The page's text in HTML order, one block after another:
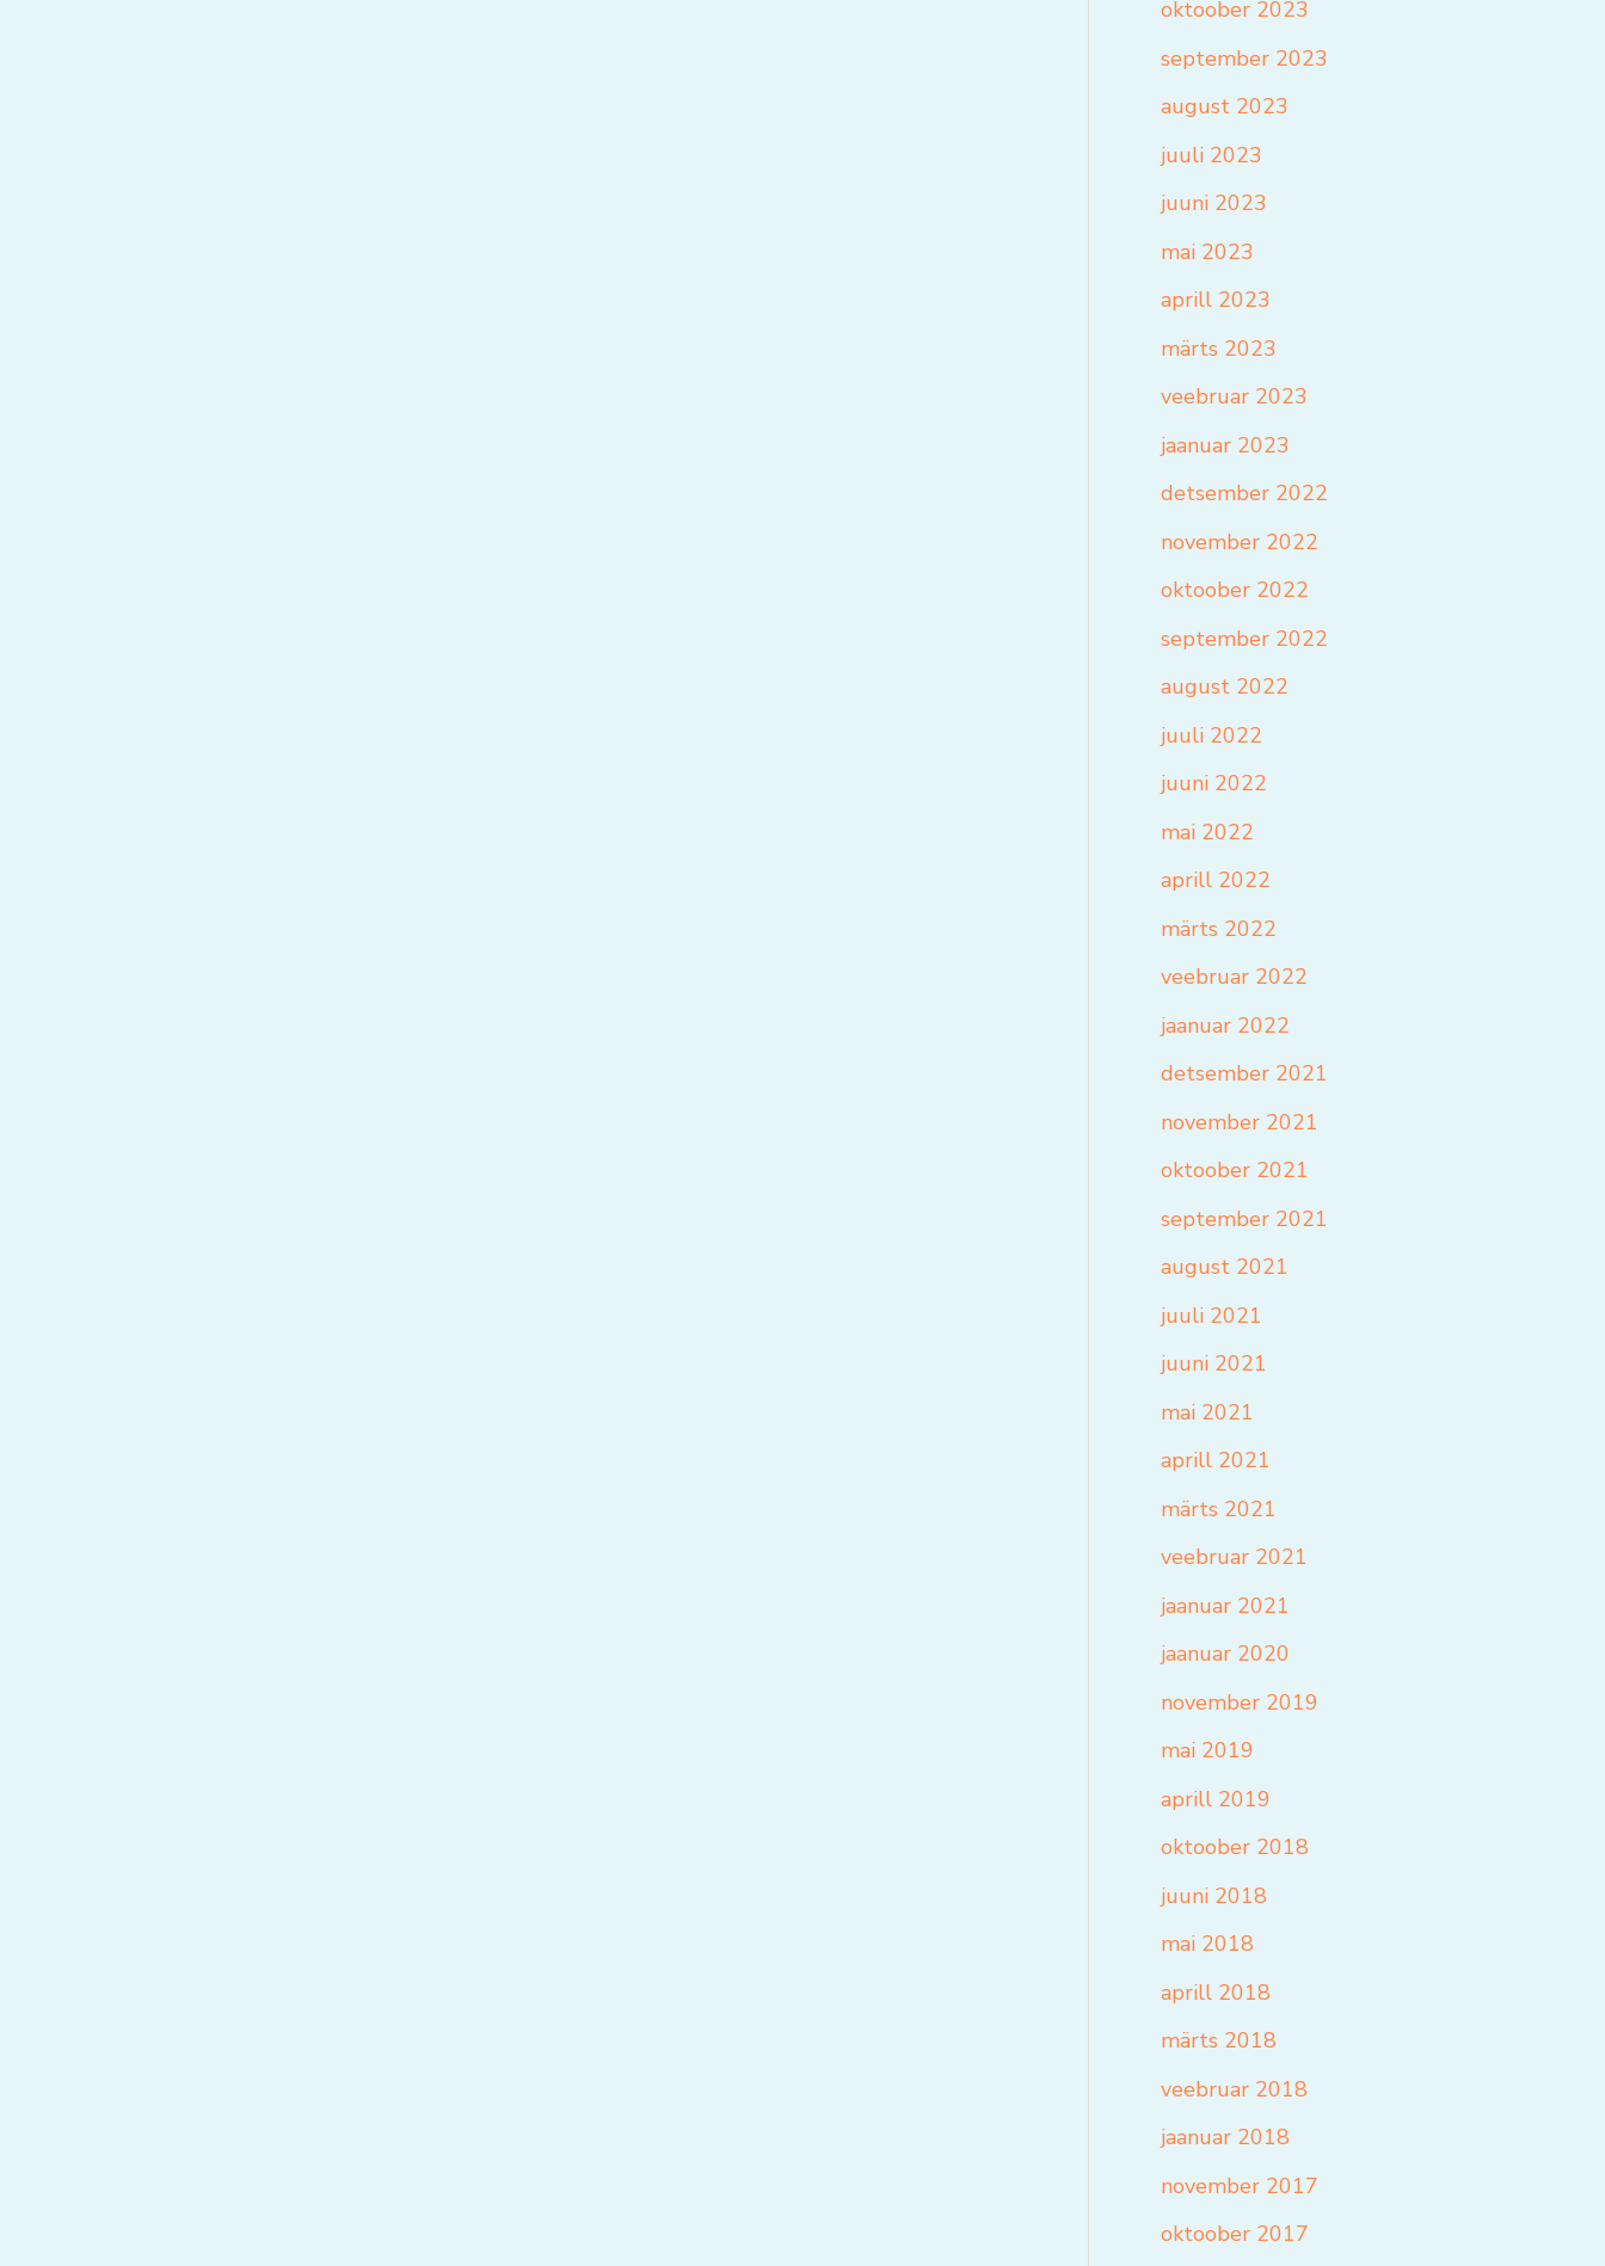
oktoober 2023
september 2023
august 2023
juuli 2023
juuni 2023
mai 2023
aprill 2023
märts 2023
veebruar 2023
jaanuar 2023
detsember 2022
november 2022
oktoober 2022
september 2022
august 2022
juuli 2022
juuni 2022
mai 2022
aprill 2022
märts 2022
veebruar 2022
jaanuar 2022
detsember 2021
november 2021
oktoober 2021
september 2021
august 2021
juuli 2021
juuni 2021
mai 2021
aprill 2021
märts 2021
veebruar 2021
jaanuar 2021
jaanuar 2020
november 2019
mai 2019
aprill 2019
oktoober 2018
juuni 2018
mai 2018
aprill 2018
märts 2018
veebruar 2018
jaanuar 2018
november 2017
oktoober 2017